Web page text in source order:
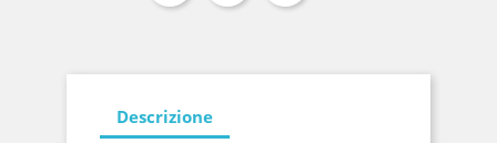
Descrizione